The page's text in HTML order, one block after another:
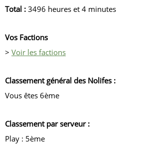
Total : 3496 heures et 4 minutes
Vos Factions
> Voir les factions
Classement général des Nolifes :
Vous êtes 6ème
Classement par serveur :
Play : 5ème